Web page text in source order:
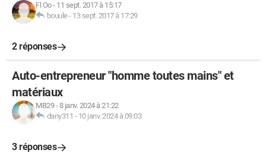
Fl Oo- 11 sept. 2017 à 15:17
bouule- 13 sept. 2017 à 17:29
2 réponses
Auto-entrepreneur "homme toutes mains" et
matériaux
MB29-8 janv. 2024 à 21:22
dany311 - 10 janv. 2024 à 09:03
3 réponses